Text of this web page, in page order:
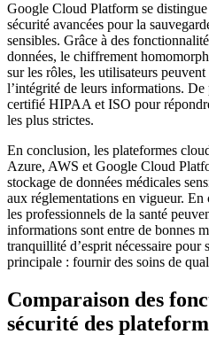
Google Cloud Platform se
sécurité avancées pour la
sensibles. Grâce à des
données, le chiffrement
sur les rôles, les utilisateurs
l’intégrité de leurs informations.
certifié HIPAA et ISO pour
les plus strictes.
En conclusion, les plateformes
Azure, AWS et Google Cloud
stockage de données médicales
aux réglementations en vigueur. En
les professionnels de la santé
informations sont entre de bonnes
tranquillité d’esprit nécessaire pour
principale : fournir des soins de
Comparaison des
sécurité des